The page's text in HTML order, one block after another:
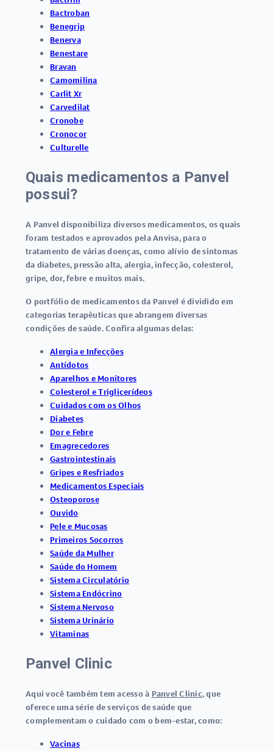
Bactroban
Benegrip
Benerva
Benestare
Bravan
Camomilina
Carlit Xr
Carvedilat
Cronobe
Cronocor
Culturelle
Quais medicamentos a Panvel
possui?
A Panvel disponibiliza diversos medicamentos, os quais
foram testados e aprovados pela Anvisa, para o
tratamento de várias doenças, como alívio de sintomas
da diabetes, pressão alta, alergia, infecção, colesterol,
gripe, dor, febre e muitos mais.
O portfólio de medicamentosda Panvel é dividido em
categorias terapêuticas que abrangem diversas
condições de saúde. Confira algumas delas:
Alergia e Infecções
Antídotos
Aparelhos e Monitores
Colesterol e Triglicerídeos
Cuidados com os Olhos
Diabetes
Dor e Febre
Emagrecedores
Gastrointestinais
Gripes e Resfriados
Medicamentos Especiais
Osteoporose
Ouvido
Pele e Mucosas
Primeiros Socorros
Saúde da Mulher
Saúde do Homem
Sistema Circulatório
Sistema Endócrino
Sistema Nervoso
Sistema Urinário
Vitaminas
Panvel Clinic
Aqui você também tem acesso à Panvel Clinic, que
oferece uma série de serviços de saúde que
complementam o cuidado com o bem-estar, como:
Vacinas